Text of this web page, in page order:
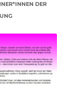
DER